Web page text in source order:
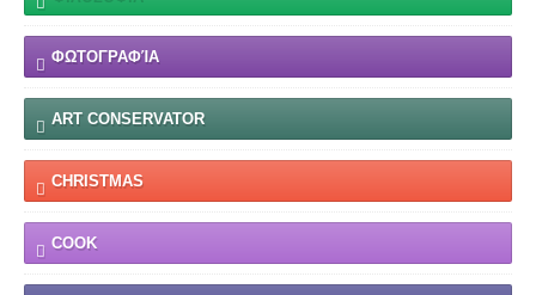
ΦΩΤΟΓΡΑΦΊΑ
ART CONSERVATOR
CHRISTMAS
COOK